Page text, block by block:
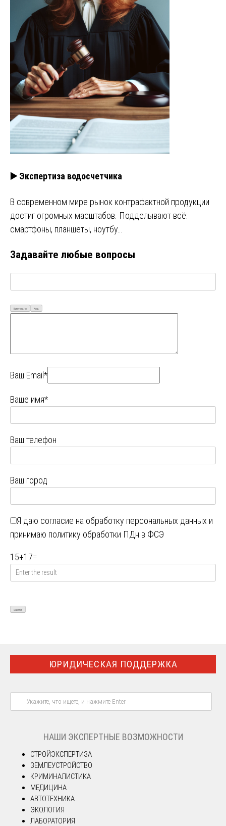
▶️ Экспертиза водосчетчика
В современном мире рынок контрафактной продукции
достиг огромных масштабов. Подделывают всё:
смартфоны, планшеты, ноутбу…
Задавайте любые вопросы
Визуально Код
Ваш Email*
Ваше имя*
Ваш телефон
Ваш город
Я даю согласие на обработку персональных данных и
принимаю политику обработки ПДн в ФСЭ
15+17=
ЮРИДИЧЕСКАЯ ПОДДЕРЖКА
НАШИ ЭКСПЕРТНЫЕ ВОЗМОЖНОСТИ
СТРОЙЭКСПЕРТИЗА
ЗЕМЛЕУСТРОЙСТВО
КРИМИНАЛИСТИКА
МЕДИЦИНА
АВТОТЕХНИКА
ЭКОЛОГИЯ
ЛАБОРАТОРИЯ